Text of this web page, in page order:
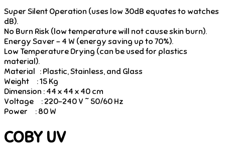
Super Silent Operation (uses low 30dB equates to watches
dB).
No Burn Risk (low temperature will not cause skin burn).
Energy Saver – 4 W (energy saving up to 70%).
Low Temperature Drying (can be used for plastics
material).
Material : Plastic, Stainless, and Glass
Weight : 15 Kg
Dimension : 44 x 44 x 40 cm
Voltage : 220-240 V ˜ 50/60 Hz
Power : 80 W
COBY UV